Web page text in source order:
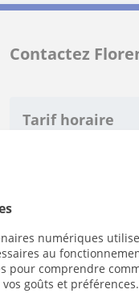
numériques
au
pour comprendre
goûts et préférences.
Contactez
Tarif horaire